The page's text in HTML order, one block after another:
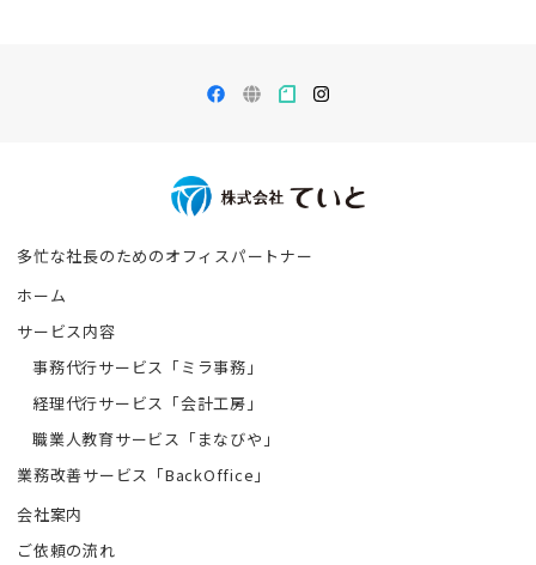
多忙な社長のためのオフィスパートナー
ホーム
サービス内容
事務代行サービス「ミラ事務」
経理代行サービス「会計工房」
職業人教育サービス「まなびや」
業務改善サービス「BackOffice」
会社案内
ご依頼の流れ